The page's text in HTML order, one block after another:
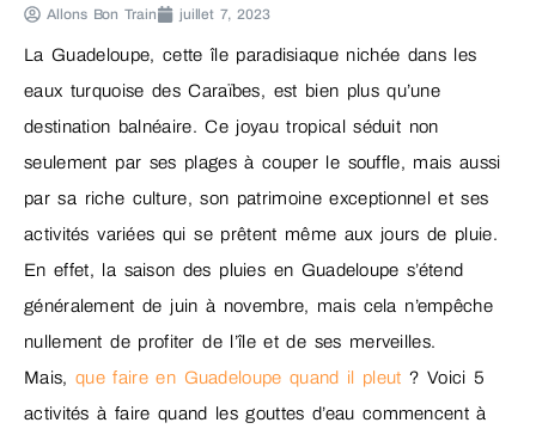
Allons Bon Train juillet 7, 2023
La Guadeloupe, cette île paradisiaque nichée dans les
eaux turquoise des Caraïbes, est bien plus qu’une
destination balnéaire. Ce joyau tropical séduit non
seulement par ses plages à couper le souffle, mais aussi
par sa riche culture, son patrimoine exceptionnel et ses
activités variées qui se prêtent même aux jours de pluie.
En effet, la saison des pluies en Guadeloupe s’étend
généralement de juin à novembre, mais cela n’empêche
nullement de profiter de l’île et de ses merveilles.
Mais, que faire en Guadeloupe quand il pleut ? Voici 5
activités à faire quand les gouttes d’eau commencent à